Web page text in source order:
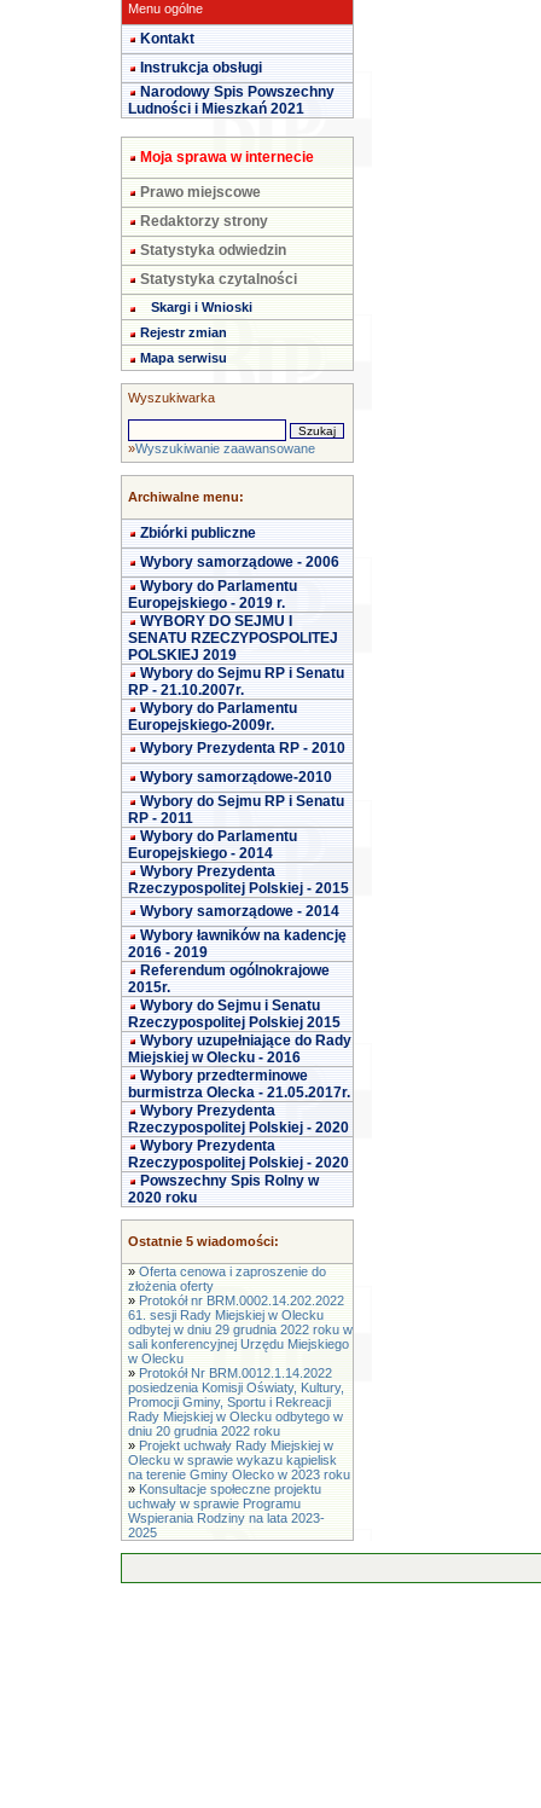
Menu ogólne
Kontakt
Instrukcja obsługi
Narodowy Spis Powszechny
Ludności i Mieszkań 2021
Moja sprawa w internecie
Prawo miejscowe
Redaktorzy strony
Statystyka odwiedzin
Statystyka czytalności
Skargi i Wnioski
Rejestr zmian
Mapa serwisu
Wyszukiwarka
»Wyszukiwanie zaawansowane
Archiwalne menu:
Zbiórki publiczne
Wybory samorządowe - 2006
Wybory do Parlamentu
Europejskiego - 2019 r.
WYBORY DO SEJMU I
SENATU RZECZYPOSPOLITEJ
POLSKIEJ 2019
Wybory do Sejmu RP i Senatu
RP - 21.10.2007r.
Wybory do Parlamentu
Europejskiego-2009r.
Wybory Prezydenta RP - 2010
Wybory samorządowe-2010
Wybory do Sejmu RP i Senatu
RP - 2011
Wybory do Parlamentu
Europejskiego - 2014
Wybory Prezydenta
Rzeczypospolitej Polskiej - 2015
Wybory samorządowe - 2014
Wybory ławników na kadencję
2016 - 2019
Referendum ogólnokrajowe
2015r.
Wybory do Sejmu i Senatu
Rzeczypospolitej Polskiej 2015
Wybory uzupełniające do Rady
Miejskiej w Olecku - 2016
Wybory przedterminowe
burmistrza Olecka - 21.05.2017r.
Wybory Prezydenta
Rzeczypospolitej Polskiej - 2020
Wybory Prezydenta
Rzeczypospolitej Polskiej - 2020
Powszechny Spis Rolny w
2020 roku
Ostatnie 5 wiadomości:
» Oferta cenowa i zaproszenie do
złożenia oferty
» Protokół nr BRM.0002.14.202.2022
61. sesji Rady Miejskiej w Olecku
odbytej w dniu 29 grudnia 2022 roku w
sali konferencyjnej Urzędu Miejskiego
w Olecku
» Protokół Nr BRM.0012.1.14.2022
posiedzenia Komisji Oświaty, Kultury,
Promocji Gminy, Sportu i Rekreacji
Rady Miejskiej w Olecku odbytego w
dniu 20 grudnia 2022 roku
» Projekt uchwały Rady Miejskiej w
Olecku w sprawie wykazu kąpielisk
na terenie Gminy Olecko w 2023 roku
» Konsultacje społeczne projektu
uchwały w sprawie Programu
Wspierania Rodziny na lata 2023-
2025